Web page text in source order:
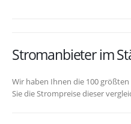
Stromanbieter im
Wir haben Ihnen die 100
Sie die Strompreise dieser